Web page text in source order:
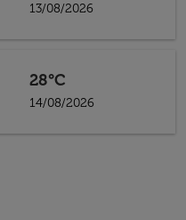
13/08/2026
28°C
14/08/2026